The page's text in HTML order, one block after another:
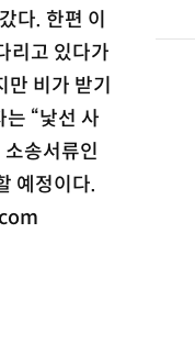
다. 한편 이
리고 있다가
비가 받기
“낯선 사
송서류인
예정이다.